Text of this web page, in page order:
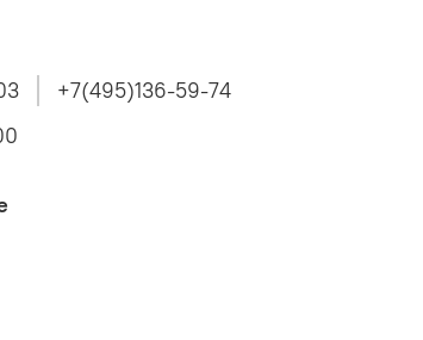
+7(495)136-59-74